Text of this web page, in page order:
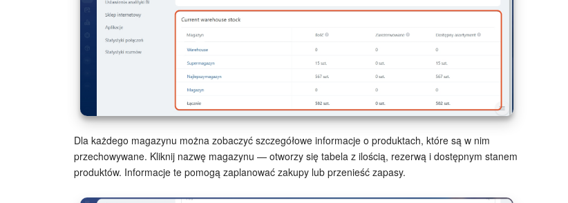
Dla każdego magazynu można zobaczyć szczegółowe informacje o produktach, które są w nim
przechowywane. Kliknij nazwę magazynu — otworzy się tabela z ilością, rezerwą i dostępnym stanem
produktów. Informacje te pomogą zaplanować zakupy lub przenieść zapasy.